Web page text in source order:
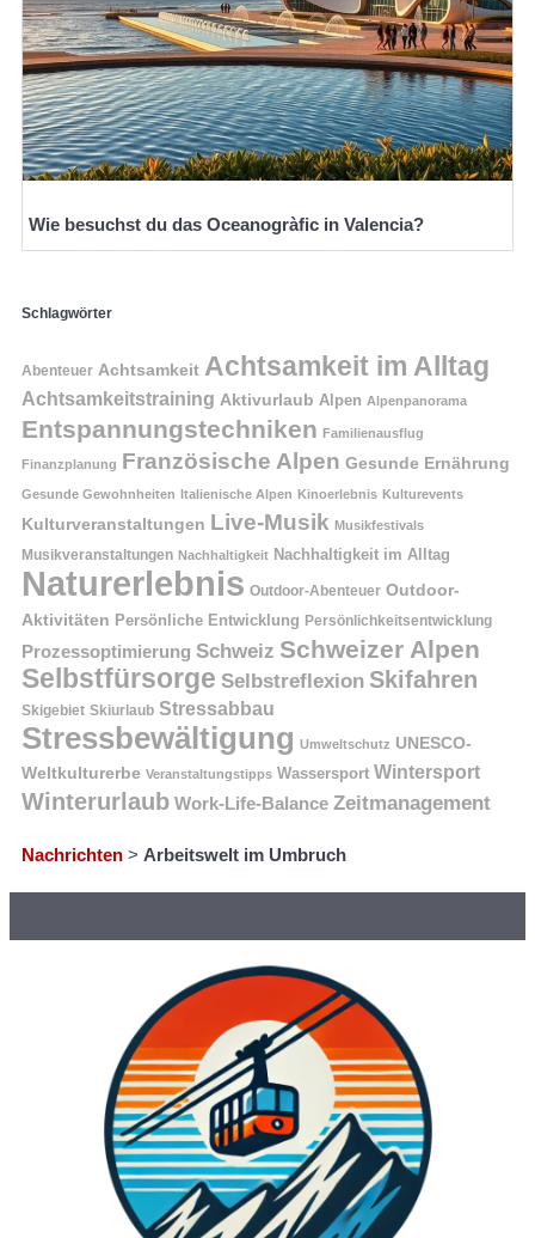
Wie besuchst du das Oceanogràfic in Valencia?
Schlagwörter
Abenteuer Achtsamkeit Achtsamkeit im Alltag
Achtsamkeitstraining Aktivurlaub Alpen Alpenpanorama
Entspannungstechniken Familienausflug
Finanzplanung Französische Alpen Gesunde Ernährung
Gesunde Gewohnheiten Italienische Alpen Kinoerlebnis Kulturevents
Kulturveranstaltungen Live-Musik Musikfestivals
Musikveranstaltungen Nachhaltigkeit Nachhaltigkeit im Alltag
Naturerlebnis Outdoor-Abenteuer Outdoor-
Aktivitäten Persönliche Entwicklung Persönlichkeitsentwicklung
Prozessoptimierung Schweiz Schweizer Alpen
Selbstfürsorge Selbstreflexion Skifahren
Skigebiet Skiurlaub Stressabbau
Stressbewältigung Umweltschutz UNESCO-
Weltkulturerbe Veranstaltungstipps Wassersport Wintersport
Winterurlaub Work-Life-Balance Zeitmanagement
Nachrichten > Arbeitswelt im Umbruch